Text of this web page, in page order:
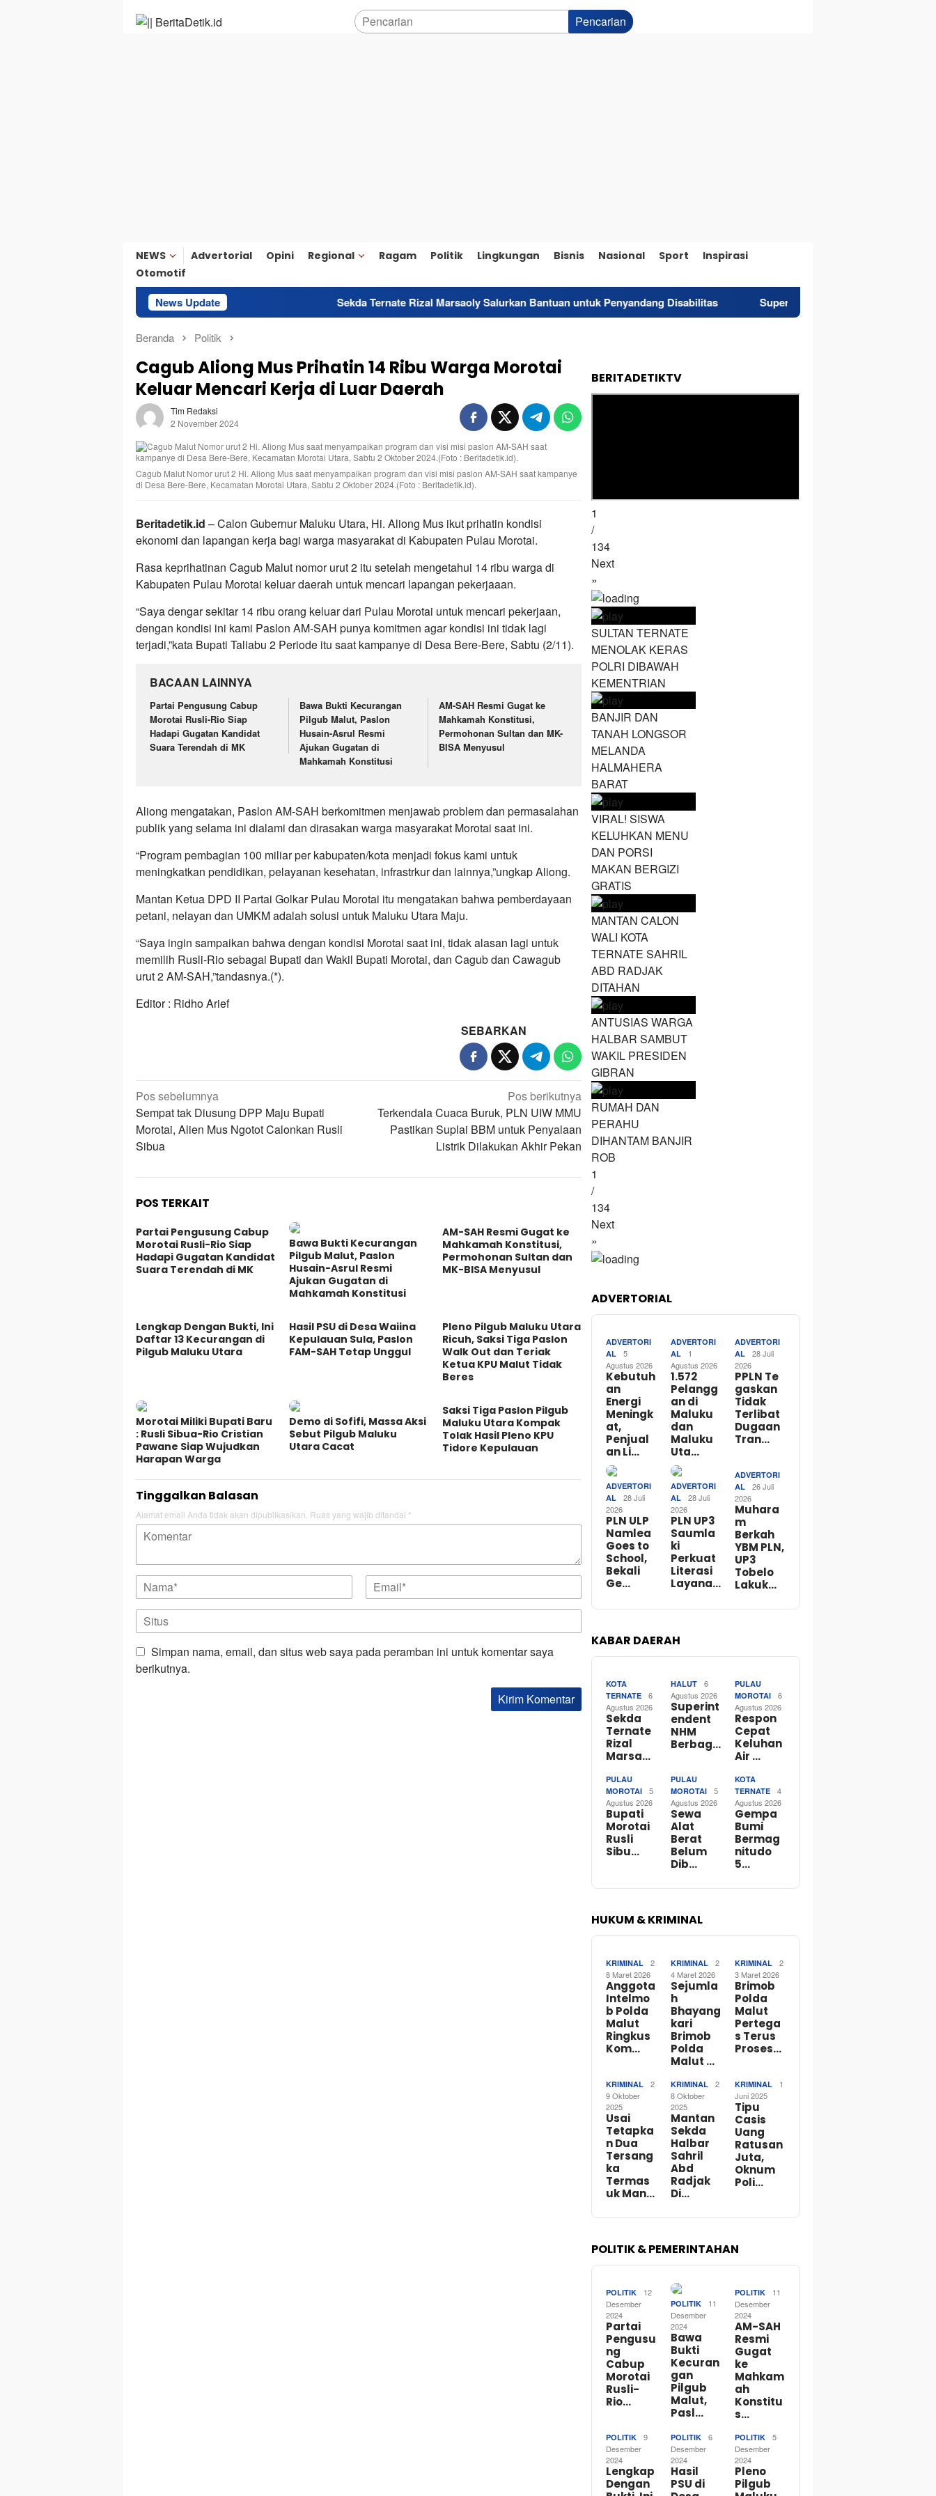
Pencarian
NEWS Advertorial Opini Regional Ragam Politik Lingkungan Bisnis Nasional Sport
Inspirasi
Otomotif
News Update Sekda Ternate Rizal Marsaoly Salurkan Bantuan untuk Penyandang Disabilitas Superintendent NHM Berbagi Wawasan di
Beranda Politik
Cagub Aliong Mus Prihatin 14 Ribu Warga Morotai
Keluar Mencari Kerja di Luar Daerah
Tim Redaksi
2 November 2024
Cagub Malut Nomor urut 2 Hi. Aliong Mus saat menyampaikan program dan visi misi paslon AM-SAH saat kampanye
di Desa Bere-Bere, Kecamatan Morotai Utara, Sabtu 2 Oktober 2024.(Foto : Beritadetik.id).
Beritadetik.id – Calon Gubernur Maluku Utara, Hi. Aliong Mus ikut prihatin kondisi
ekonomi dan lapangan kerja bagi warga masyarakat di Kabupaten Pulau Morotai.
Rasa keprihatinan Cagub Malut nomor urut 2 itu setelah mengetahui 14 ribu warga di
Kabupaten Pulau Morotai keluar daerah untuk mencari lapangan pekerjaaan.
“Saya dengar sekitar 14 ribu orang keluar dari Pulau Morotai untuk mencari pekerjaan,
dengan kondisi ini kami Paslon AM-SAH punya komitmen agar kondisi ini tidak lagi
terjadi,”kata Bupati Taliabu 2 Periode itu saat kampanye di Desa Bere-Bere, Sabtu (2/11).
BACAAN LAINNYA
Partai Pengusung Cabup
Morotai Rusli-Rio Siap
Hadapi Gugatan Kandidat
Suara Terendah di MK
Bawa Bukti Kecurangan
Pilgub Malut, Paslon
Husain-Asrul Resmi
Ajukan Gugatan di
Mahkamah Konstitusi
AM-SAH Resmi Gugat ke
Mahkamah Konstitusi,
Permohonan Sultan dan MK-
BISA Menyusul
Aliong mengatakan, Paslon AM-SAH berkomitmen menjawab problem dan permasalahan
publik yang selama ini dialami dan dirasakan warga masyarakat Morotai saat ini.
“Program pembagian 100 miliar per kabupaten/kota menjadi fokus kami untuk
meningkatkan pendidikan, pelayanan kesehatan, infrastrkur dan lainnya,”ungkap Aliong.
Mantan Ketua DPD II Partai Golkar Pulau Morotai itu mengatakan bahwa pemberdayaan
petani, nelayan dan UMKM adalah solusi untuk Maluku Utara Maju.
“Saya ingin sampaikan bahwa dengan kondisi Morotai saat ini, tidak alasan lagi untuk
memilih Rusli-Rio sebagai Bupati dan Wakil Bupati Morotai, dan Cagub dan Cawagub
urut 2 AM-SAH,”tandasnya.(*).
Editor : Ridho Arief
SEBARKAN
Navigasi
pos
Pos sebelumnya
Sempat tak Diusung DPP Maju Bupati
Morotai, Alien Mus Ngotot Calonkan Rusli
Sibua
Pos berikutnya
Terkendala Cuaca Buruk, PLN UIW MMU
Pastikan Suplai BBM untuk Penyalaan
Listrik Dilakukan Akhir Pekan
POS TERKAIT
Partai Pengusung Cabup
Morotai Rusli-Rio Siap
Hadapi Gugatan Kandidat
Suara Terendah di MK
Bawa Bukti Kecurangan
Pilgub Malut, Paslon
Husain-Asrul Resmi
Ajukan Gugatan di
Mahkamah Konstitusi
AM-SAH Resmi Gugat ke
Mahkamah Konstitusi,
Permohonan Sultan dan
MK-BISA Menyusul
Lengkap Dengan Bukti, Ini
Daftar 13 Kecurangan di
Pilgub Maluku Utara
Hasil PSU di Desa Waiina
Kepulauan Sula, Paslon
FAM-SAH Tetap Unggul
Pleno Pilgub Maluku Utara
Ricuh, Saksi Tiga Paslon
Walk Out dan Teriak
Ketua KPU Malut Tidak
Beres
Morotai Miliki Bupati Baru
: Rusli Sibua-Rio Cristian
Pawane Siap Wujudkan
Harapan Warga
Demo di Sofifi, Massa Aksi
Sebut Pilgub Maluku
Utara Cacat
Saksi Tiga Paslon Pilgub
Maluku Utara Kompak
Tolak Hasil Pleno KPU
Tidore Kepulauan
Tinggalkan Balasan
Alamat email Anda tidak akan dipublikasikan. Ruas yang wajib ditandai *
Simpan nama, email, dan situs web saya pada peramban ini untuk komentar saya
berikutnya.
BERITADETIKTV
1
/
134
Next
»
SULTAN TERNATE
MENOLAK KERAS
POLRI DIBAWAH
KEMENTRIAN
BANJIR DAN
TANAH LONGSOR
MELANDA
HALMAHERA
BARAT
VIRAL! SISWA
KELUHKAN MENU
DAN PORSI
MAKAN BERGIZI
GRATIS
MANTAN CALON
WALI KOTA
TERNATE SAHRIL
ABD RADJAK
DITAHAN
ANTUSIAS WARGA
HALBAR SAMBUT
WAKIL PRESIDEN
GIBRAN
RUMAH DAN
PERAHU
DIHANTAM BANJIR
ROB
1
/
134
Next
»
ADVERTORIAL
ADVERTORI
AL
5
Agustus 2026
Kebutuh
an
Energi
Meningk
at,
Penjual
an Li…
ADVERTORI
AL
1
Agustus 2026
1.572
Pelangg
an di
Maluku
dan
Maluku
Uta…
ADVERTORI
AL
28 Juli
2026
PPLN Te
gaskan
Tidak
Terlibat
Dugaan
Tran…
ADVERTORI
AL
28 Juli
2026
PLN ULP
Namlea
Goes to
School,
Bekali
Ge…
ADVERTORI
AL
28 Juli
2026
PLN UP3
Saumla
ki
Perkuat
Literasi
Layana…
ADVERTORI
AL
26 Juli
2026
Muhara
m
Berkah
YBM PLN,
UP3
Tobelo
Lakuk…
KABAR DAERAH
KOTA
TERNATE
6
Agustus 2026
Sekda
Ternate
Rizal
Marsa…
HALUT
6
Agustus 2026
Superint
endent
NHM
Berbag…
PULAU
MOROTAI
6
Agustus 2026
Respon
Cepat
Keluhan
Air …
PULAU
MOROTAI
5
Agustus 2026
Bupati
Morotai
Rusli
Sibu…
PULAU
MOROTAI
5
Agustus 2026
Sewa
Alat
Berat
Belum
Dib…
KOTA
TERNATE
4
Agustus 2026
Gempa
Bumi
Bermag
nitudo
5…
HUKUM & KRIMINAL
KRIMINAL
2
8 Maret 2026
Anggota
Intelmo
b Polda
Malut
Ringkus
Kom…
KRIMINAL
2
4 Maret 2026
Sejumla
h
Bhayang
kari
Brimob
Polda
Malut …
KRIMINAL
2
3 Maret 2026
Brimob
Polda
Malut
Pertega
s Terus
Proses…
KRIMINAL
2
9 Oktober
2025
Usai
Tetapka
n Dua
Tersang
ka
Termas
uk Man…
KRIMINAL
2
8 Oktober
2025
Mantan
Sekda
Halbar
Sahril
Abd
Radjak
Di…
KRIMINAL
1
Juni 2025
Tipu
Casis
Uang
Ratusan
Juta,
Oknum
Poli…
POLITIK & PEMERINTAHAN
POLITIK
12
Desember
2024
Partai
Pengusu
ng
Cabup
Morotai
Rusli-
Rio…
POLITIK
11
Desember
2024
Bawa
Bukti
Kecuran
gan
Pilgub
Malut,
Pasl…
POLITIK
11
Desember
2024
AM-SAH
Resmi
Gugat
ke
Mahkam
ah
Konstitu
s…
POLITIK
9
Desember
2024
Lengkap
Dengan
POLITIK
6
Desember
2024
Hasil
PSU di
POLITIK
5
Desember
2024
Pleno
Pilgub